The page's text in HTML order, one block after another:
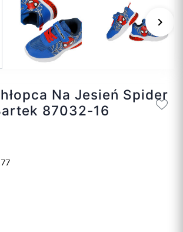
keyboard_arrow_right
Na Jesień Spider
87032-16